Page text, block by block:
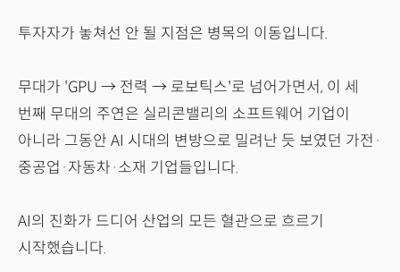
투자자가 놓쳐선 안 될 지점은 병목의 이동입니다.
무대가 'GPU → 전력 → 로보틱스'로 넘어가면서, 이 세
번째 무대의 주연은 실리콘밸리의 소프트웨어 기업이
아니라 그동안 AI 시대의 변방으로 밀려난 듯 보였던 가전·
중공업·자동차·소재 기업들입니다.
AI의 진화가 드디어 산업의 모든 혈관으로 흐르기
시작했습니다.